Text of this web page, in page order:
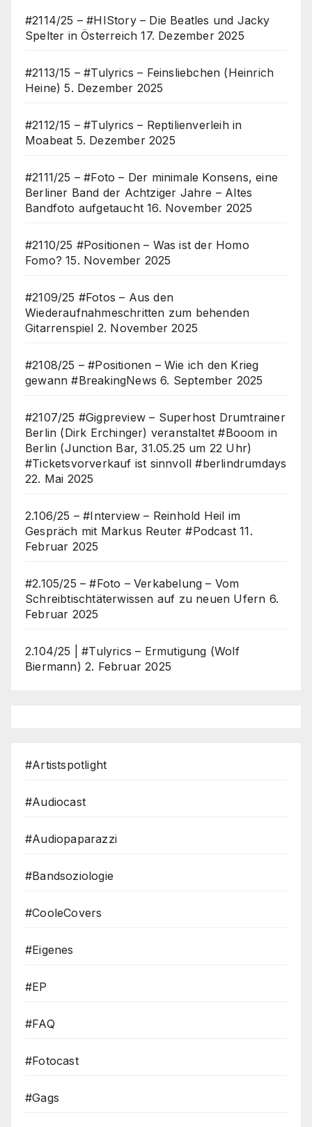
#2114/25 – #HIStory – Die Beatles und Jacky
Spelter in Österreich 17. Dezember 2025
#2113/15 – #Tulyrics – Feinsliebchen (Heinrich
Heine) 5. Dezember 2025
#2112/15 – #Tulyrics – Reptilienverleih in
Moabeat 5. Dezember 2025
#2111/25 – #Foto – Der minimale Konsens, eine
Berliner Band der Achtziger Jahre – Altes
Bandfoto aufgetaucht 16. November 2025
#2110/25 #Positionen – Was ist der Homo
Fomo? 15. November 2025
#2109/25 #Fotos – Aus den
Wiederaufnahmeschritten zum behenden
Gitarrenspiel 2. November 2025
#2108/25 – #Positionen – Wie ich den Krieg
gewann #BreakingNews 6. September 2025
#2107/25 #Gigpreview – Superhost Drumtrainer
Berlin (Dirk Erchinger) veranstaltet #Booom in
Berlin (Junction Bar, 31.05.25 um 22 Uhr)
#Ticketsvorverkauf ist sinnvoll #berlindrumdays
22. Mai 2025
2.106/25 – #Interview – Reinhold Heil im
Gespräch mit Markus Reuter #Podcast 11.
Februar 2025
#2.105/25 – #Foto – Verkabelung – Vom
Schreibtischtäterwissen auf zu neuen Ufern 6.
Februar 2025
2.104/25 | #Tulyrics – Ermutigung (Wolf
Biermann) 2. Februar 2025
#Artistspotlight
#Audiocast
#Audiopaparazzi
#Bandsoziologie
#CooleCovers
#Eigenes
#EP
#FAQ
#Fotocast
#Gags